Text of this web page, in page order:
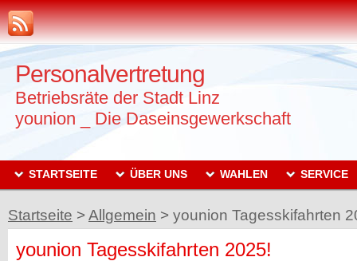
Personalvertretung
Betriebsräte der Stadt Linz
younion _ Die Daseinsgewerkschaft
STARTSEITE ÜBER UNS WAHLEN SERVICE
Startseite > Allgemein > younion Tagesskifahrten
younion Tagesskifahrten 2025!